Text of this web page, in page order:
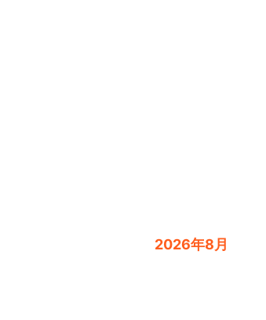
2026年8月